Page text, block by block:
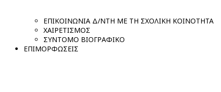
ΕΠΙΚΟΙΝΩΝΙΑ Δ/ΝΤΗ ΜΕ ΤΗ ΣΧΟΛΙΚΗ ΚΟΙΝΟΤΗΤΑ
ΧΑΙΡΕΤΙΣΜΟΣ
ΣΥΝΤΟΜΟ ΒΙΟΓΡΑΦΙΚΟ
ΕΠΙΜΟΡΦΩΣΕΙΣ